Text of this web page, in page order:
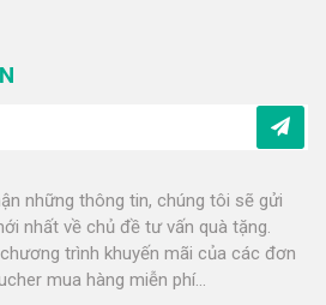
những thông tin, chúng tôi sẽ gửi
nhất về chủ đề tư vấn quà tặng.
trình khuyến mãi của các đơn
mua hàng miễn phí...